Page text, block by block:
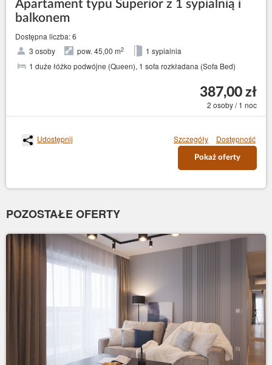
Apartament typu Superior z 1 sypialnią i
balkonem
Dostępna liczba: 6
3 osoby
pow. 45,00 m2
1 sypialnia
1 duże łóżko podwójne (Queen), 1 sofa rozkładana (Sofa Bed)
387,00 zł
2 osoby / 1 noc
Udostępnij Szczegóły Dostępność
Pokaż oferty
POZOSTAŁE OFERTY